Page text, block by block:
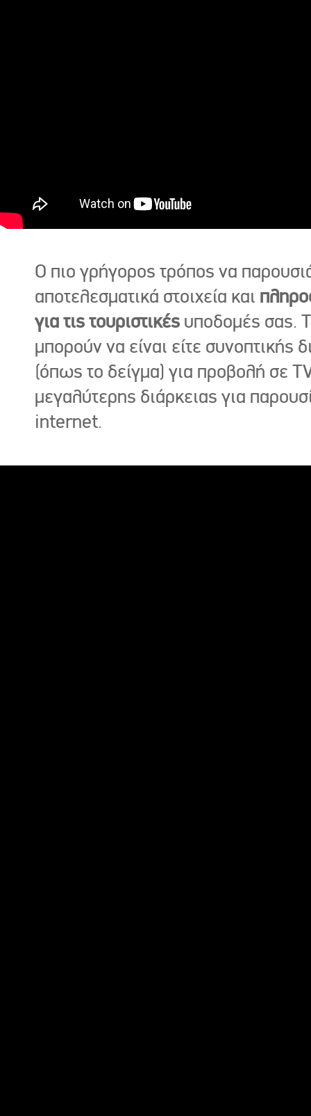
Ο πιο γρήγορος τρόπος να
αποτελεσματικά στοιχεία και
για τις τουριστικές υποδομές σας.
μπορούν να είναι είτε συνοπτικής
(όπως το δείγμα) για προβολή σε
μεγαλύτερης διάρκειας για
internet.